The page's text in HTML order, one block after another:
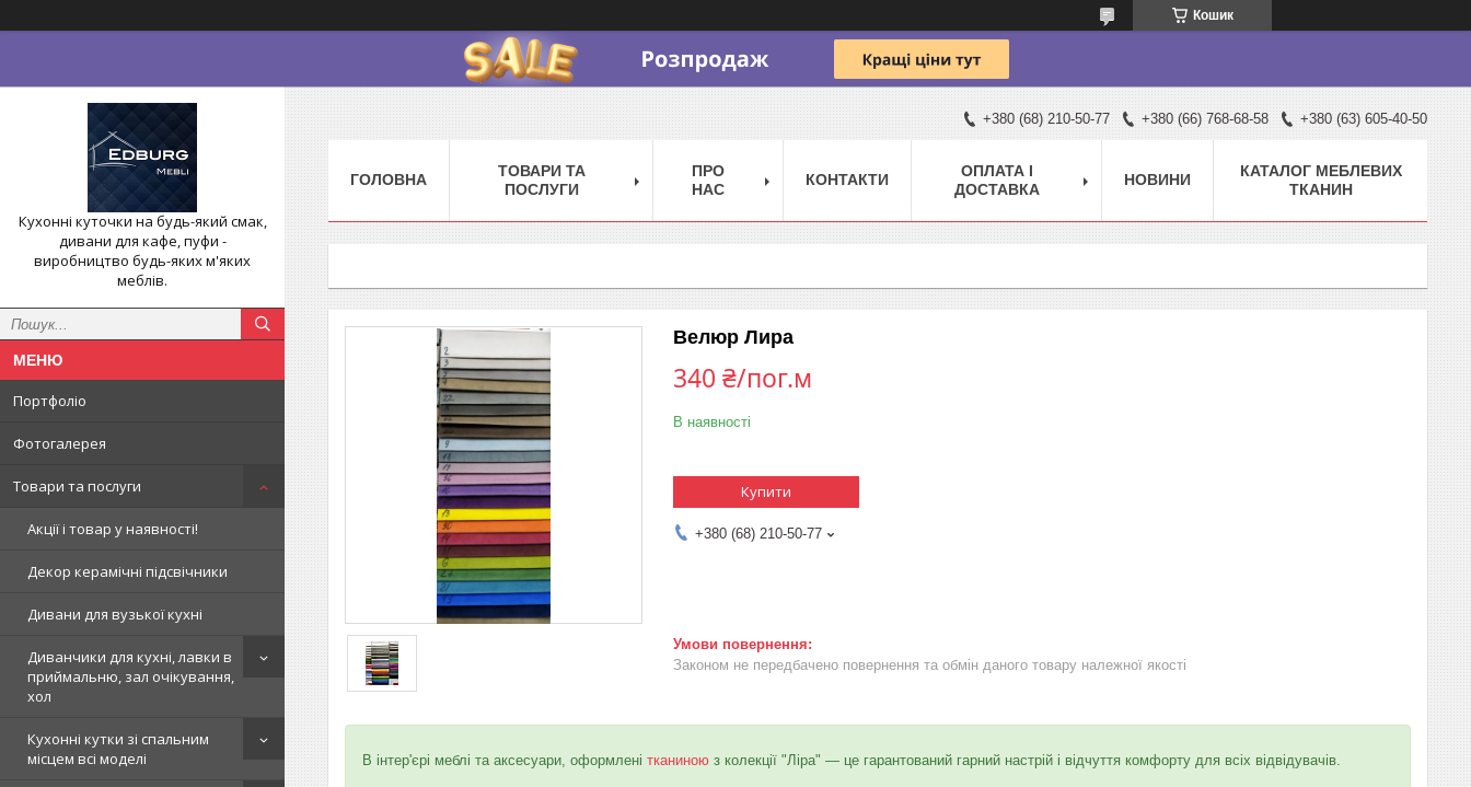
Кошик
Кухонні куточки на будь-який смак,
дивани для кафе, пуфи -
виробництво будь-яких м'яких
меблів.
Портфоліо
Фотогалерея
Товари та послуги
Акції і товар у наявності!
Декор керамічні підсвічники
Дивани для вузької кухні
Диванчики для кухні, лавки в
приймальню, зал очікування,
хол
Кухонні кутки зі спальним
місцем всі моделі
+380 (68) 210-50-77 +380 (66) 768-68-58 +380 (63) 605-40-50
ГОЛОВНА
ТОВАРИ ТА
ПОСЛУГИ
ПРО
НАС
КОНТАКТИ
ОПЛАТА І
ДОСТАВКА
НОВИНИ
КАТАЛОГ МЕБЛЕВИХ
ТКАНИН
Велюр Лира
340 ₴/пог.м
В наявності
Купити
+380 (68) 210-50-77
Законом не передбачено повернення та обмін даного товару належної якості
В інтер'єрі меблі та аксесуари, оформлені тканиною з колекції "Ліра" — це гарантований гарний настрій і відчуття комфорту для всіх відвідувачів.